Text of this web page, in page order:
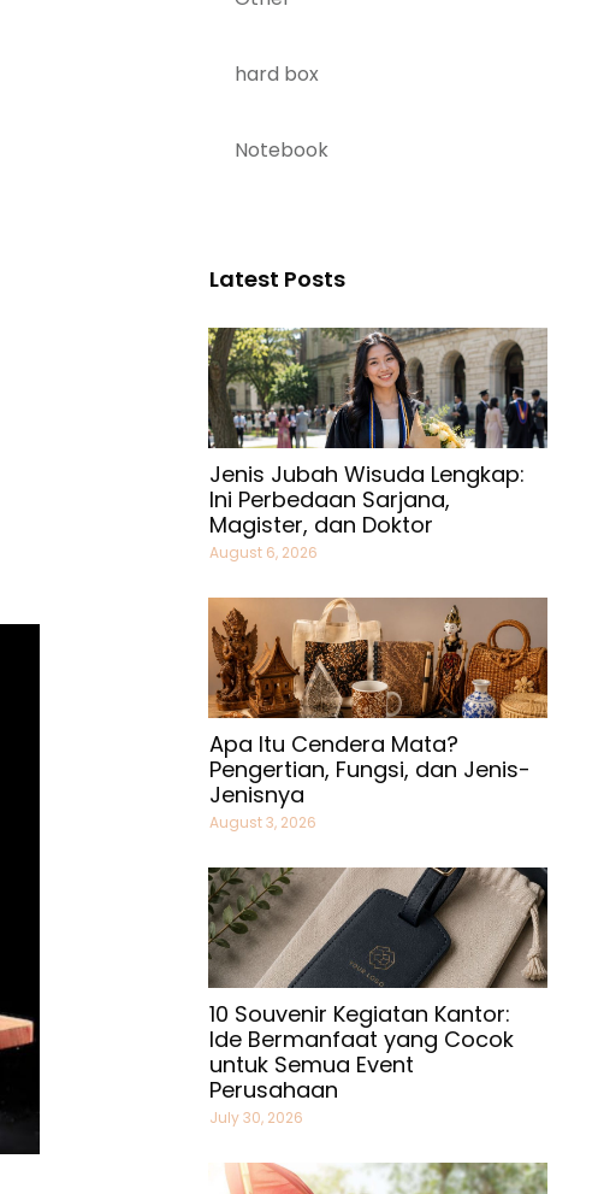
hard box
Notebook
Latest Posts
Jenis Jubah Wisuda Lengkap:
Ini Perbedaan Sarjana,
Magister, dan Doktor
August 6, 2026
Apa Itu Cendera Mata?
Pengertian, Fungsi, dan Jenis-
Jenisnya
August 3, 2026
10 Souvenir Kegiatan Kantor:
Ide Bermanfaat yang Cocok
untuk Semua Event
Perusahaan
July 30, 2026